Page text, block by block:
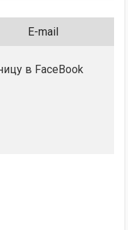
E-mail
в FaceBook